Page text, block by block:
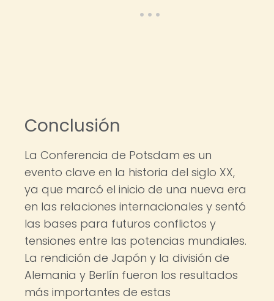
Conclusión
La Conferencia de Potsdam es un
evento clave en la historia del siglo XX,
ya que marcó el inicio de una nueva era
en las relaciones internacionales y sentó
las bases para futuros conflictos y
tensiones entre las potencias mundiales.
La rendición de Japón y la división de
Alemania y Berlín fueron los resultados
más importantes de estas